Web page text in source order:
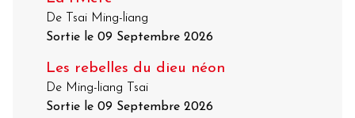
De Tsai Ming-liang
Sortie le 09 Septembre 2026
Les rebelles du dieu néon
De Ming-liang Tsai
Sortie le 09 Septembre 2026